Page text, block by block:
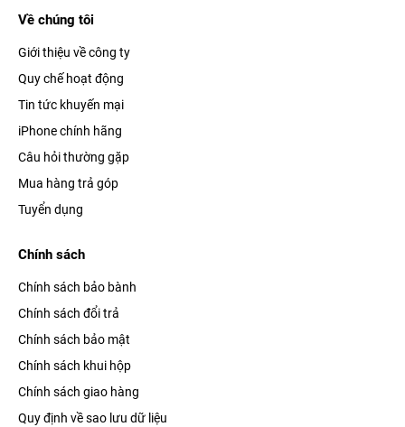
của Nhà Táo được sản xuất trên quy trình 5 nm, kết hợp với đó
Với cấu hình này, dễ dàng giúp điện thoại chiến tốt mọi tựa
game và ứng dụng nặng nhất đang có trên thị trường, dù là cấu
Ống kính đẳng cấp, chuyên nghiệp
Về chúng tôi
Giới thiệu về công ty
Quy chế hoạt động
Tin tức khuyến mại
iPhone chính hãng
Câu hỏi thường gặp
Mua hàng trả góp
Tuyển dụng
Chính sách
Chính sách bảo bành
Chính sách đổi trả
Chính sách bảo mật
Chính sách khui hộp
Chính sách giao hàng
Quy định về sao lưu dữ liệu